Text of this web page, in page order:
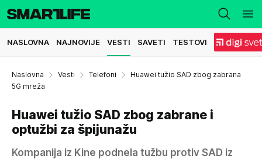
NASLOVNA NAJNOVIJE VESTI SAVETI TESTOVI
Naslovna Vesti Telefoni
Huawei tužio SAD zbog zabrana
5G mreža
Huawei tužio SAD zbog zabrane i
optužbi za špijunažu
Kompanija iz Kine podnela tužbu protiv SAD iz